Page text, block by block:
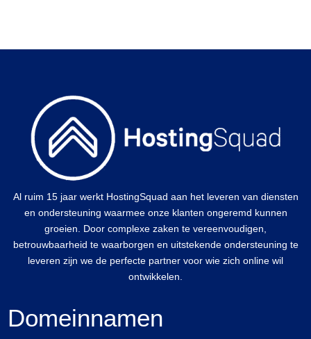
Al ruim 15 jaar werkt HostingSquad aan het leveren van diensten
en ondersteuning waarmee onze klanten ongeremd kunnen
groeien. Door complexe zaken te vereenvoudigen,
betrouwbaarheid te waarborgen en uitstekende ondersteuning te
leveren zijn we de perfecte partner voor wie zich online wil
ontwikkelen.
Domeinnamen